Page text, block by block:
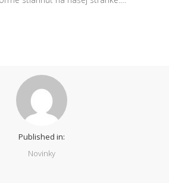
Published in:
Novinky